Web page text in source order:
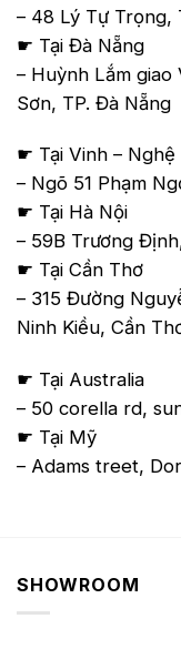
– 48 Lý Tự Trọng,
☛ Tại Đà Nẵng
– Huỳnh Lắm
Sơn, TP. Đà Nẵng
☛ Tại Vinh – Nghệ
– Ngõ 51 Phạm
☛ Tại Hà Nội
– 59B Trương
☛ Tại Cần Thơ
– 315 Đường
Ninh Kiều, Cần
☛ Tại Australia
– 50 corella rd,
☛ Tại Mỹ
– Adams treet,
SHOWROOM